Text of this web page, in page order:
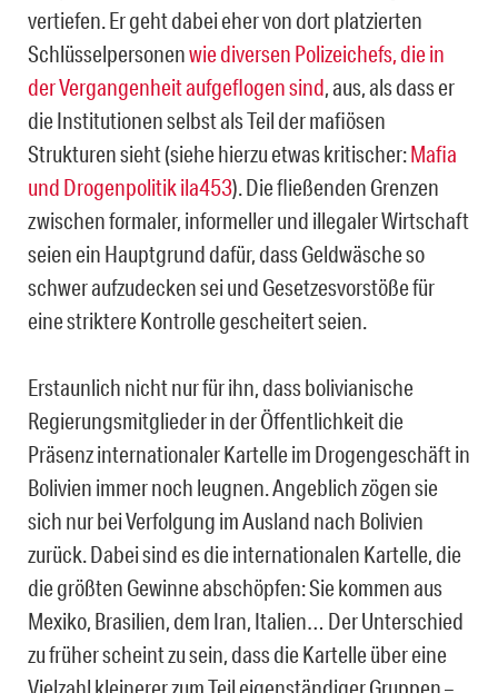
vertiefen. Er geht dabei eher von dort platzierten
Schlüsselpersonenwie diversen Polizeichefs, die in
der Vergangenheit aufgeflogen sind, aus, als dass er
die Institutionen selbst als Teil der mafiösen
Strukturen sieht (siehe hierzu etwas kritischer:Mafia
und Drogenpolitik ila453). Die fließenden Grenzen
zwischen formaler, informeller und illegaler Wirtschaft
seien ein Hauptgrund dafür, dass Geldwäsche so
schwer aufzudecken sei und Gesetzesvorstöße für
eine striktere Kontrolle gescheitert seien.
Erstaunlich nicht nur für ihn, dass bolivianische
Regierungsmitglieder in der Öffentlichkeit die
Präsenz internationaler Kartelle im Drogengeschäft in
Bolivien immer noch leugnen. Angeblich zögen sie
sich nur bei Verfolgung im Ausland nach Bolivien
zurück. Dabei sind es die internationalen Kartelle, die
die größten Gewinne abschöpfen: Sie kommen aus
Mexiko, Brasilien, dem Iran, Italien… Der Unterschied
zu früher scheint zu sein, dass die Kartelle über eine